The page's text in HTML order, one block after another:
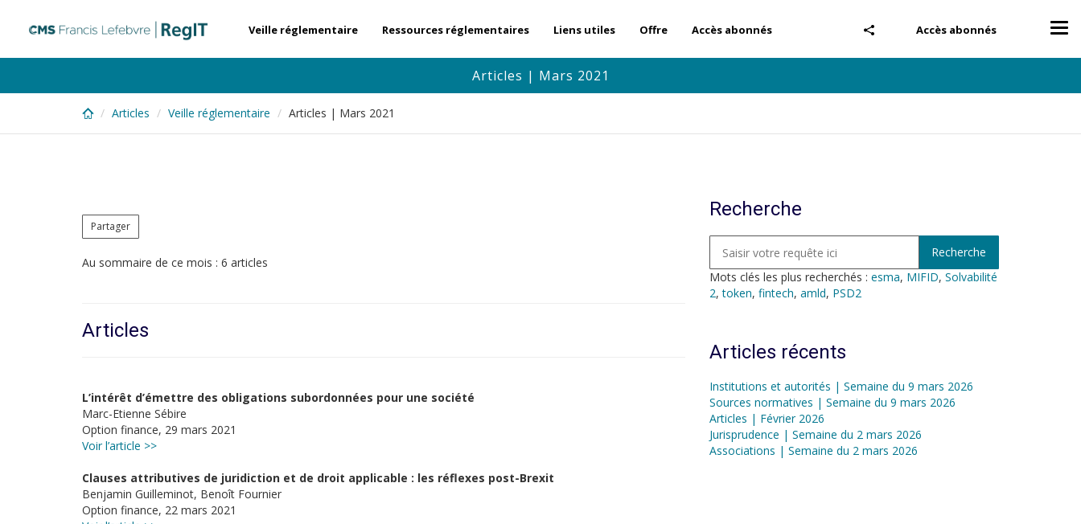
content
Accès abonnés
Veille réglementaire Ressources réglementaires Liens utiles Offre Accès abonnés
Articles | Mars 2021
Articles Veille réglementaire Articles | Mars 2021
Partager
Au sommaire de ce mois : 6 articles
Articles
L’intérêt d’émettre des obligations subordonnées pour une société
Marc-Etienne Sébire
Option finance, 29 mars 2021
Voir l’article >>
Clauses attributives de juridiction et de droit applicable : les réflexes post-Brexit
Benjamin Guilleminot, Benoît Fournier
Option finance, 22 mars 2021
Recherche
Mots clés les plus recherchés : esma, MIFID, Solvabilité
2,token, fintech, amld, PSD2
Articles récents
Institutions et autorités | Semaine du 9 mars 2026
Sources normatives | Semaine du 9 mars 2026
Articles | Février 2026
Jurisprudence | Semaine du 2 mars 2026
Associations | Semaine du 2 mars 2026